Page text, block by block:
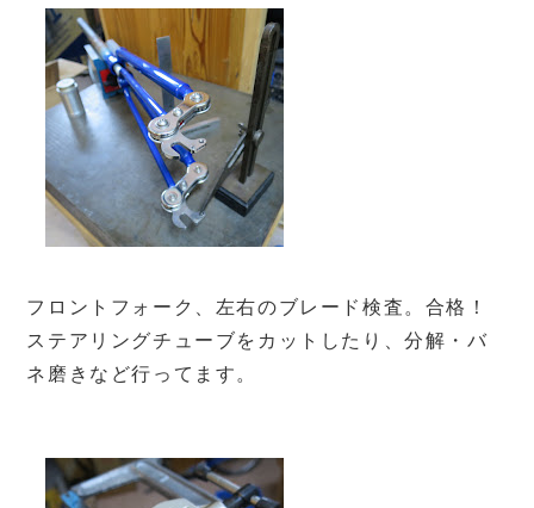
フロントフォーク、左右のブレード検査。合格！
ステアリングチューブをカットしたり、分解・バ
ネ磨きなど行ってます。